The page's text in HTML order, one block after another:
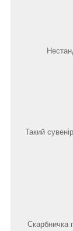
Такий
Скарбничка